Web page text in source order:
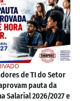
de TI do Setor
pauta da
Salarial 2026/2027 e